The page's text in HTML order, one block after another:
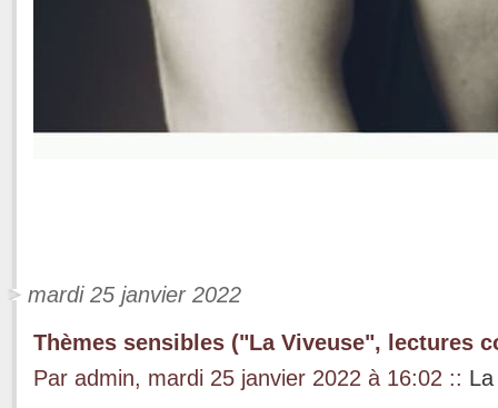
mardi 25 janvier 2022
Thèmes sensibles ("La Viveuse", lectures
Par admin, mardi 25 janvier 2022 à 16:02 ::